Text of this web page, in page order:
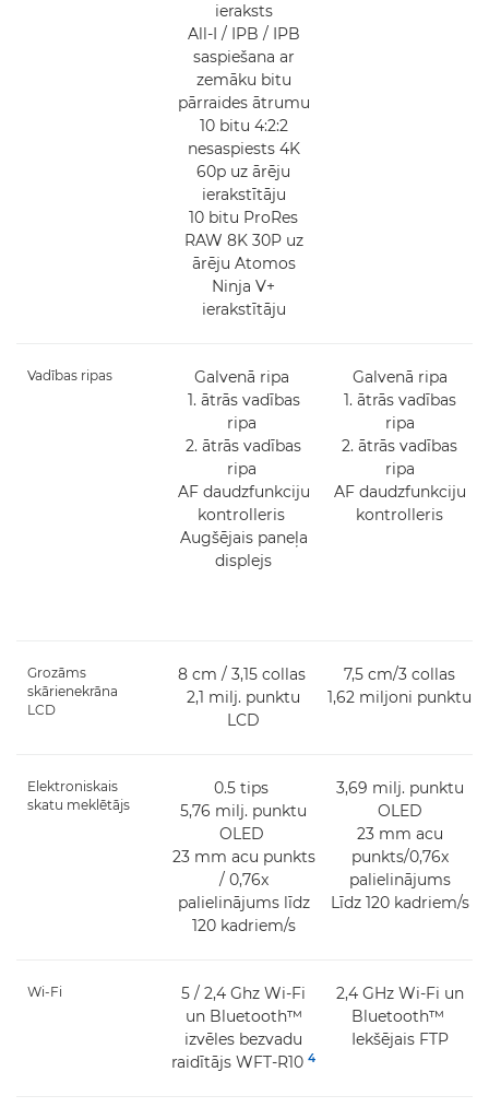
ieraksts
All-I / IPB / IPB
saspiešana ar
zemāku bitu
pārraides ātrumu
10 bitu 4:2:2
nesaspiests 4K
60p uz ārēju
ierakstītāju
10 bitu ProRes
RAW 8K 30P uz
ārēju Atomos
Ninja V+
ierakstītāju
Vadības ripas
Galvenā ripa
1. ātrās vadības
ripa
2. ātrās vadības
ripa
AF daudzfunkciju
kontrolleris
Augšējais paneļa
displejs
Galvenā ripa
1. ātrās vadības
ripa
2. ātrās vadības
ripa
AF daudzfunkciju
kontrolleris
Grozāms
skārienekrāna
LCD
8 cm / 3,15 collas
2,1 milj. punktu
LCD
7,5 cm/3 collas
1,62 miljoni punktu
Elektroniskais
skatu meklētājs
0.5 tips
5,76 milj. punktu
OLED
23 mm acu punkts
/ 0,76x
palielinājums līdz
120 kadriem/s
3,69 milj. punktu
OLED
23 mm acu
punkts/0,76x
palielinājums
Līdz 120 kadriem/s
Wi-Fi
5 / 2,4 Ghz Wi-Fi
un Bluetooth™
izvēles bezvadu
raidītājs WFT-R104
2,4 GHz Wi-Fi un
Bluetooth™
Iekšējais FTP